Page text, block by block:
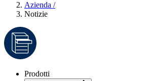
Azienda /
Notizie
Prodotti